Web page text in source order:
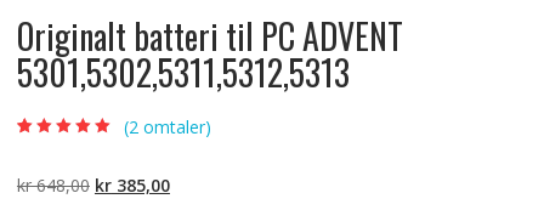
Originalt batteri til PC ADVENT
5301,5302,5311,5312,5313
kundevurderinger
(2omtaler)
kr648,00 Opprinnelig
kr385,00Nåværende